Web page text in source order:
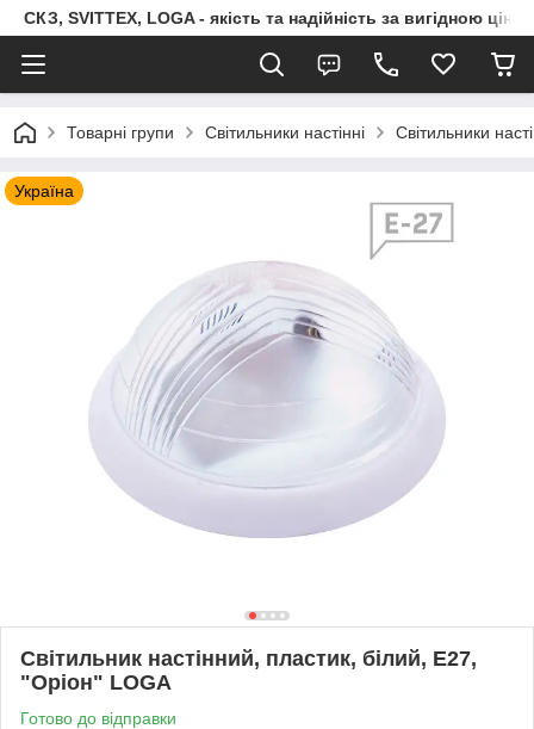
СКЗ, SVITTEX, LOGA - якість та надійність за вигідною
Товарні групи Світильники настінні Світильники
Україна
Світильник настінний, пластик, білий, E27,
"Оріон" LOGA
Готово до відправки